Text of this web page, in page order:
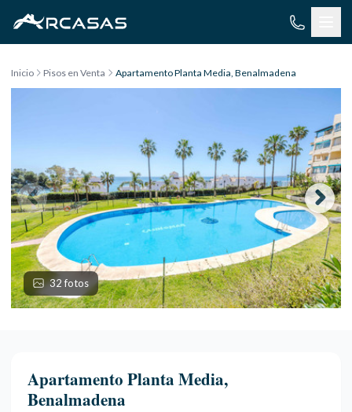
Inicio Pisos en Venta Apartamento Planta Media, Benalmadena
32 fotos
Apartamento Planta Media,
Benalmadena